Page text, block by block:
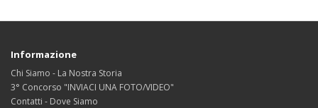
Informazione
Chi Siamo - La Nostra Storia
3° Concorso "INVIACI UNA FOTO/VIDEO"
Contatti - Dove Siamo